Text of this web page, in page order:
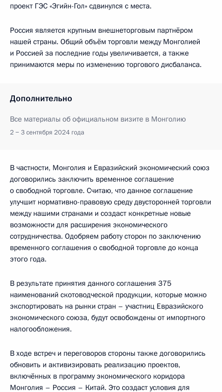
проект ГЭС «Эгийн-Гол» сдвинулся с места.
Россия является крупным внешнеторговым партнёром
нашей страны. Общий объём торговли между Монголией
и Россией за последние годы увеличивается, а также
принимаются меры по изменению торгового дисбаланса.
Дополнительно
Все материалы об официальном визите в Монголию
2 − 3 сентября 2024 года
В частности, Монголия и Евразийский экономический союз
договорились заключить временное соглашение
о свободной торговле. Считаю, что данное соглашение
улучшит нормативно-правовую среду двусторонней торговли
между нашими странами и создаст конкретные новые
возможности для расширения экономического
сотрудничества. Одобряем работу сторон по заключению
временного соглашения о свободной торговле до конца
этого года.
В результате принятия данного соглашения 375
наименований скотоводческой продукции, которые можно
экспортировать на рынки стран – участниц Евразийского
экономического союза, будут освобождены от импортного
налогообложения.
В ходе встреч и переговоров стороны также договорились
обновить и активизировать реализацию проектов,
включённых в программу экономического коридора
Монголия – Россия – Китай. Это создаст условия для